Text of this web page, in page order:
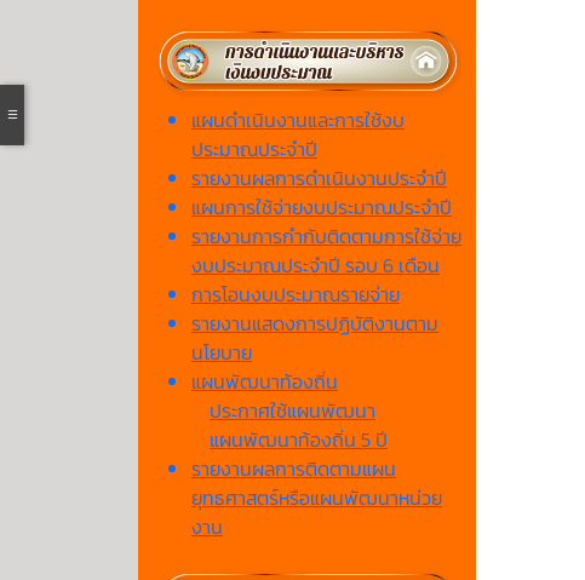
แผนดำเนินงานและการใช้งบ
ประมาณประจำปี
รายงานผลการดำเนินงานประจำปี
แผนการใช้จ่ายงบประมาณประจำปี
รายงานการกำกับติดตามการใช้จ่าย
งบประมาณประจำปี รอบ 6 เดือน
การโอนงบประมาณรายจ่าย
รายงานแสดงการปฏิบัติงานตาม
นโยบาย
แผนพัฒนาท้องถิ่น
ประกาศใช้แผนพัฒนา
แผนพัฒนาท้องถิ่น 5 ปี
รายงานผลการติดตามแผน
ยุทธศาสตร์หรือแผนพัฒนาหน่วย
งาน